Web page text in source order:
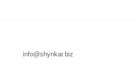
info@shynkar.biz